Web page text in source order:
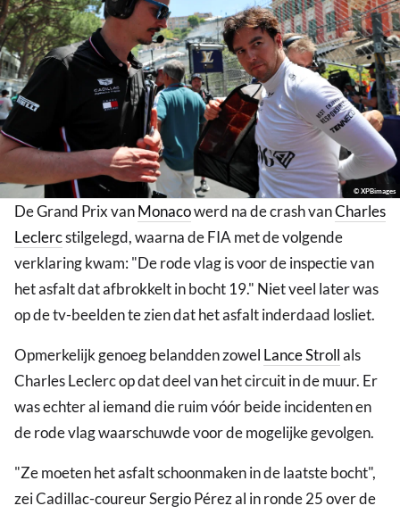
© XPBimages
De Grand Prix vanMonacowerd na de crash vanCharles
Leclercstilgelegd, waarna de FIA met de volgende
verklaring kwam: "De rode vlag is voor de inspectie van
het asfalt dat afbrokkelt in bocht 19." Niet veel later was
op de tv-beelden te zien dat het asfalt inderdaad losliet.
Opmerkelijk genoeg belandden zowel Lance Strollals
Charles Leclerc op dat deel van het circuit in de muur. Er
was echter al iemand die ruim vóór beide incidenten en
de rode vlag waarschuwde voor de mogelijke gevolgen.
"Ze moeten het asfalt schoonmaken in de laatste bocht",
zei Cadillac-coureur Sergio Pérez al in ronde 25 over de